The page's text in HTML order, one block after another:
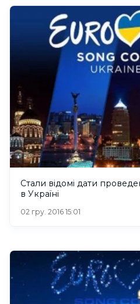
Стали відомі дати
в Україні
02 гру. 2016 15:01